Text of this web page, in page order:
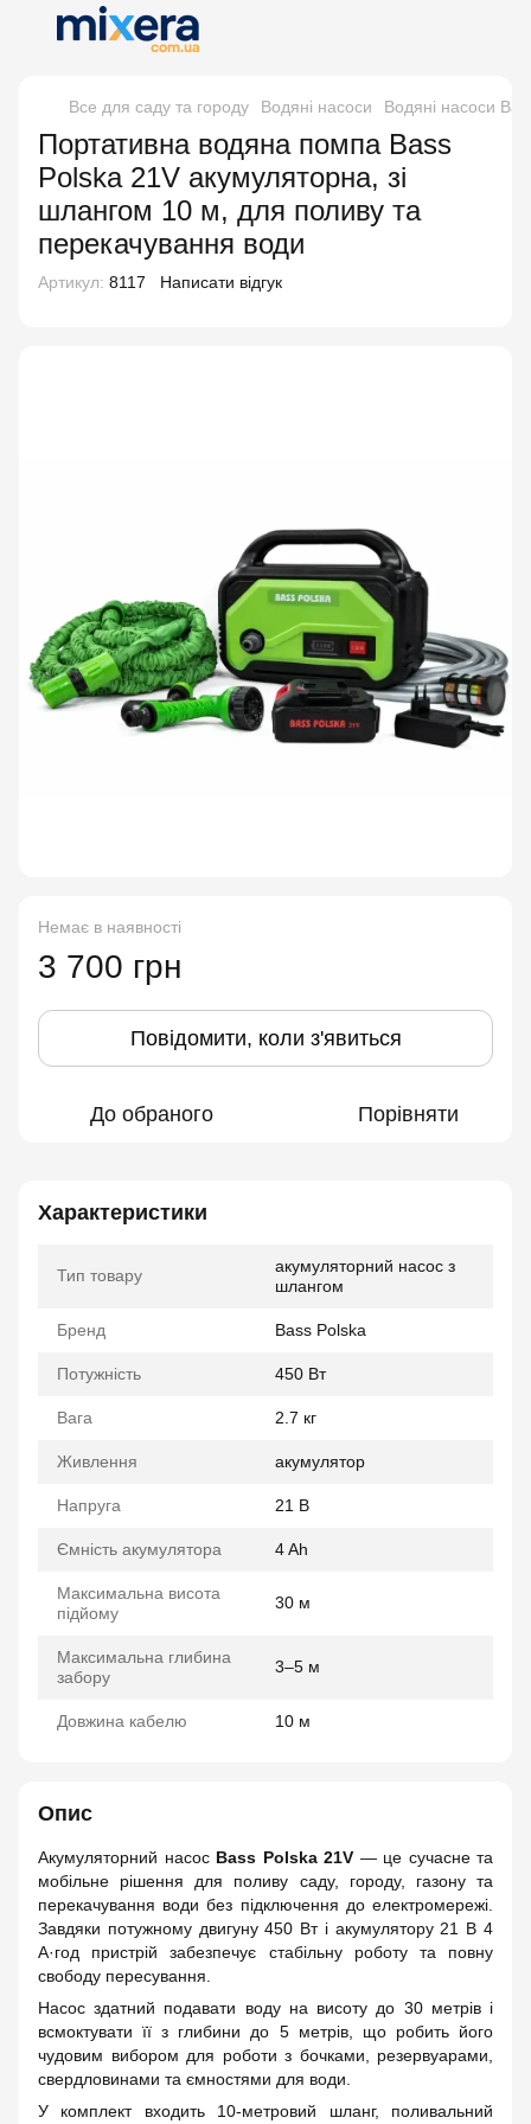
Все для саду та городу Водяні насоси Водяні насоси
Портативна водяна помпа Bass
Polska 21V акумуляторна, зі
шлангом 10 м, для поливу та
перекачування води
Артикул: 8117 Написати відгук
Немає в наявності
3 700 грн
Повідомити, коли з'явиться
До обраного Порівняти
Характеристики
Тип товару
акумуляторний насос з
шлангом
Бренд Bass Polska
Потужність 450 Вт
Вага 2.7 кг
Живлення акумулятор
Напруга 21 В
Ємність акумулятора 4 Ah
Максимальна висота
підйому
30 м
Максимальна глибина
забору
3–5 м
Довжина кабелю 10 м
Опис
Акумуляторний насос Bass Polska 21V — це сучасне та
мобільне рішення для поливу саду, городу, газону та
перекачування води без підключення до електромережі.
Завдяки потужному двигуну 450 Вт і акумулятору 21 В 4
А·год пристрій забезпечує стабільну роботу та повну
свободу пересування.
Насос здатний подавати воду на висоту до 30 метрів і
всмоктувати її з глибини до 5 метрів, що робить його
чудовим вибором для роботи з бочками, резервуарами,
свердловинами та ємностями для води.
У комплект входить 10-метровий шланг, поливальний